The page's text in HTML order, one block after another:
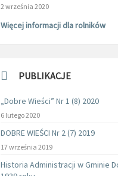
2 września 2020
Więcej informacji dla rolników
PUBLIKACJE
„Dobre Wieści” Nr 1 (8) 2020
6 lutego 2020
DOBRE WIEŚCI Nr 2 (7) 2019
17 września 2019
Historia Administracji w Gminie